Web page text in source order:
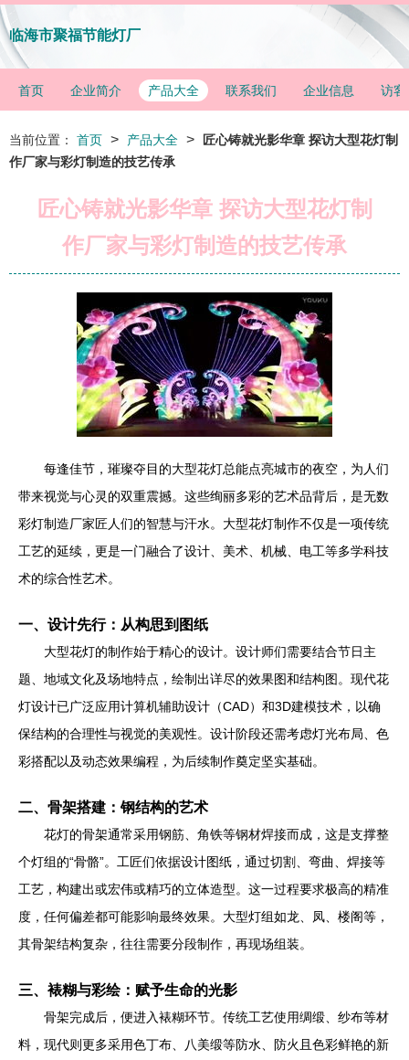
临海市聚福节能灯厂
首页 企业简介 产品大全 联系我们 企业信息 访客
当前位置： 首页 > 产品大全 >
匠心铸就光影华章 探访大型花灯制
作厂家与彩灯制造的技艺传承
匠心铸就光影华章 探访大型花灯制
作厂家与彩灯制造的技艺传承
每逢佳节，璀璨夺目的大型花灯总能点亮城市的夜空，为人们
带来视觉与心灵的双重震撼。这些绚丽多彩的艺术品背后，是无数
彩灯制造厂家匠人们的智慧与汗水。大型花灯制作不仅是一项传统
工艺的延续，更是一门融合了设计、美术、机械、电工等多学科技
术的综合性艺术。
一、设计先行：从构思到图纸
大型花灯的制作始于精心的设计。设计师们需要结合节日主
题、地域文化及场地特点，绘制出详尽的效果图和结构图。现代花
灯设计已广泛应用计算机辅助设计（CAD）和3D建模技术，以确
保结构的合理性与视觉的美观性。设计阶段还需考虑灯光布局、色
彩搭配以及动态效果编程，为后续制作奠定坚实基础。
二、骨架搭建：钢结构的艺术
花灯的骨架通常采用钢筋、角铁等钢材焊接而成，这是支撑整
个灯组的“骨骼”。工匠们依据设计图纸，通过切割、弯曲、焊接等
工艺，构建出或宏伟或精巧的立体造型。这一过程要求极高的精准
度，任何偏差都可能影响最终效果。大型灯组如龙、凤、楼阁等，
其骨架结构复杂，往往需要分段制作，再现场组装。
三、裱糊与彩绘：赋予生命的光影
骨架完成后，便进入裱糊环节。传统工艺使用绸缎、纱布等材
料，现代则更多采用色丁布、八美缎等防水、防火且色彩鲜艳的新